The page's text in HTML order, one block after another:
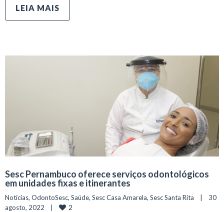
LEIA MAIS
Sesc Pernambuco oferece serviços odontológicos
em unidades fixas e itinerantes
Notícias, OdontoSesc, Saúde, Sesc Casa Amarela, Sesc Santa Rita
    |    30
agosto, 2022    |
2